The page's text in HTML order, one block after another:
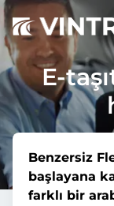
E-
Benzersiz
başlayana
farklı bir